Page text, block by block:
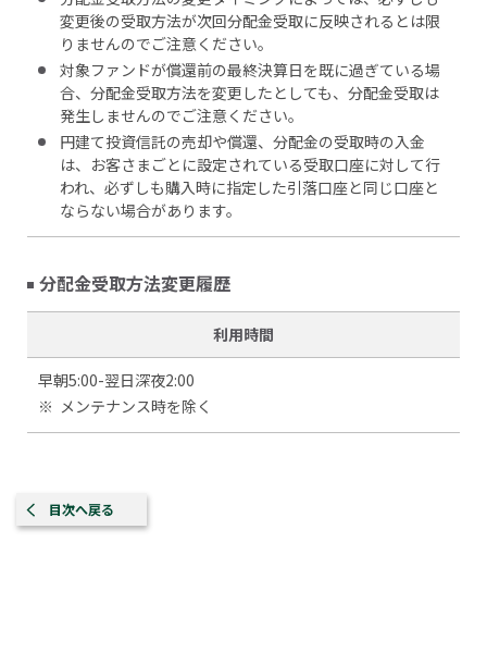
変更後の受取方法が次回分配金受取に反映されるとは限
りませんのでご注意ください。
対象ファンドが償還前の最終決算日を既に過ぎている場
合、分配金受取方法を変更したとしても、分配金受取は
発生しませんのでご注意ください。
円建て投資信託の売却や償還、分配金の受取時の入金
は、お客さまごとに設定されている受取口座に対して行
われ、必ずしも購入時に指定した引落口座と同じ口座と
ならない場合があります。
分配金受取方法変更履歴
利用時間
早朝5:00-翌日深夜2:00
※ メンテナンス時を除く
目次へ戻る